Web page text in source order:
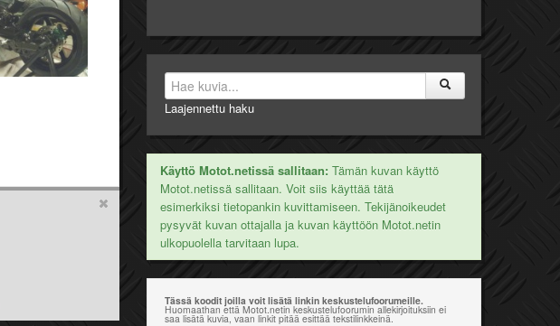
Laajennettu haku
Käyttö Motot.netissä sallitaan: Tämän kuvan käyttö
Motot.netissä sallitaan. Voit siis käyttää tätä
esimerkiksi tietopankin kuvittamiseen. Tekijänoikeudet
pysyvät kuvan ottajalla ja kuvan käyttöön Motot.netin
ulkopuolella tarvitaan lupa.
Tässä koodit joilla voit lisätä linkin keskustelufoorumeille.
Huomaathan että Motot.netin keskustelufoorumin allekirjoituksiin ei
saa lisätä kuvia, vaan linkit pitää esittää tekstilinkkeinä.